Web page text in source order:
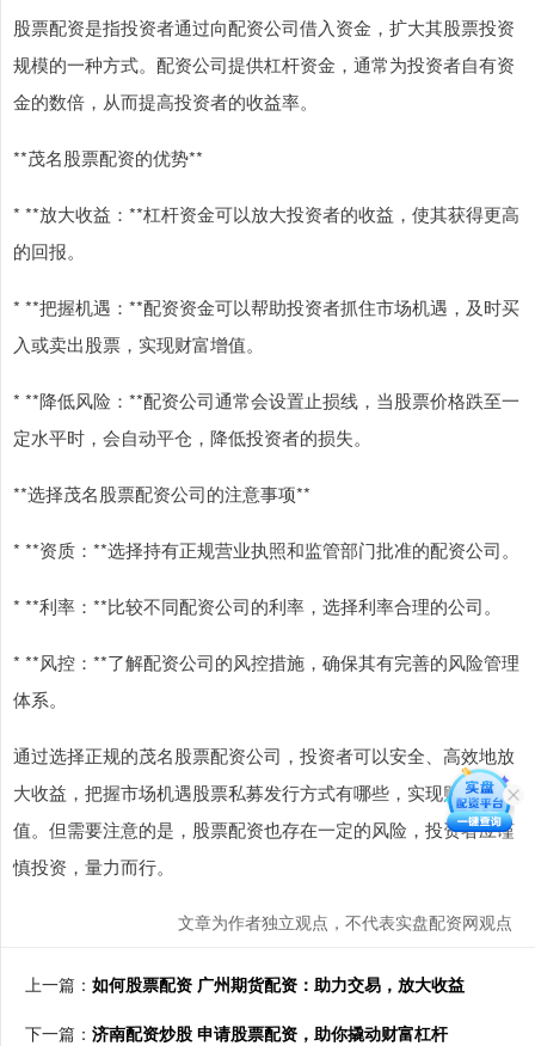
股票配资是指投资者通过向配资公司借入资金，扩大其股票投资
规模的一种方式。配资公司提供杠杆资金，通常为投资者自有资
金的数倍，从而提高投资者的收益率。
**茂名股票配资的优势**
* **放大收益：**杠杆资金可以放大投资者的收益，使其获得更高
的回报。
* **把握机遇：**配资资金可以帮助投资者抓住市场机遇，及时买
入或卖出股票，实现财富增值。
* **降低风险：**配资公司通常会设置止损线，当股票价格跌至一
定水平时，会自动平仓，降低投资者的损失。
**选择茂名股票配资公司的注意事项**
* **资质：**选择持有正规营业执照和监管部门批准的配资公司。
* **利率：**比较不同配资公司的利率，选择利率合理的公司。
* **风控：**了解配资公司的风控措施，确保其有完善的风险管理
体系。
通过选择正规的茂名股票配资公司，投资者可以安全、高效地放
大收益，把握市场机遇股票私募发行方式有哪些，实现财富增
值。但需要注意的是，股票配资也存在一定的风险，投资者应谨
慎投资，量力而行。
文章为作者独立观点，不代表实盘配资网观点
上一篇： 如何股票配资 广州期货配资：助力交易，放大收益
下一篇： 济南配资炒股 申请股票配资，助你撬动财富杠杆